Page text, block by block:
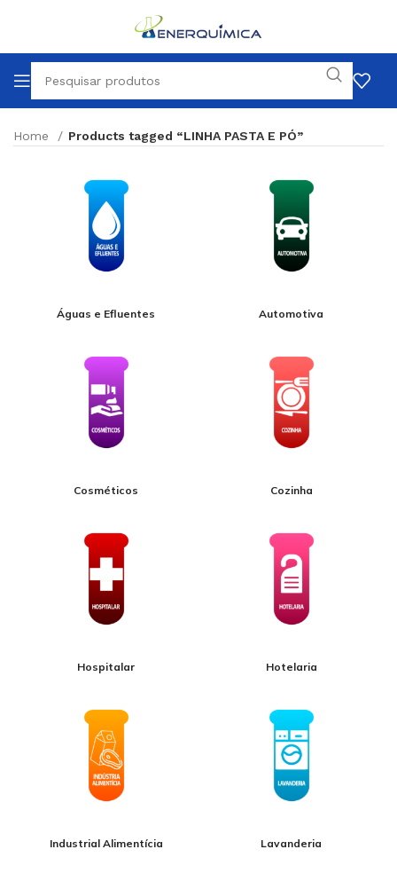
Home Products tagged “LINHA PASTA E PÓ”
Águas e Efluentes Automotiva
Cosméticos Cozinha
Hospitalar Hotelaria
Industrial Alimentícia Lavanderia